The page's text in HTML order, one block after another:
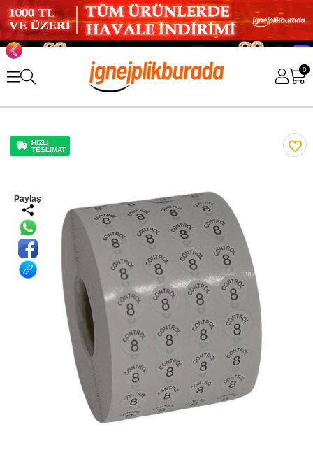
0
HIZLI
TESLİMAT
Paylaş